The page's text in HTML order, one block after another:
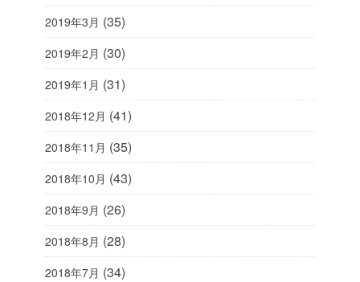
2019年3月 (35)
2019年2月 (30)
2019年1月 (31)
2018年12月 (41)
2018年11月 (35)
2018年10月 (43)
2018年9月 (26)
2018年8月 (28)
2018年7月 (34)